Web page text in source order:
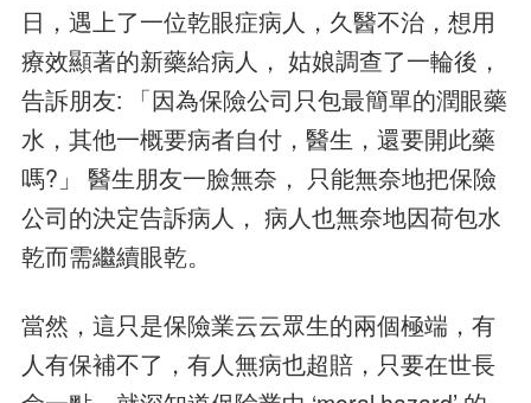
日，遇上了一位乾眼症病人，久醫不治，想用
療效顯著的新藥給病人， 姑娘調查了一輪後，
告訴朋友: 「因為保險公司只包最簡單的潤眼藥
水，其他一概要病者自付，醫生，還要開此藥
嗎?」 醫生朋友一臉無奈， 只能無奈地把保險
公司的決定告訴病人， 病人也無奈地因荷包水
乾而需繼續眼乾。
當然，這只是保險業云云眾生的兩個極端，有
人有保補不了，有人無病也超賠，只要在世長